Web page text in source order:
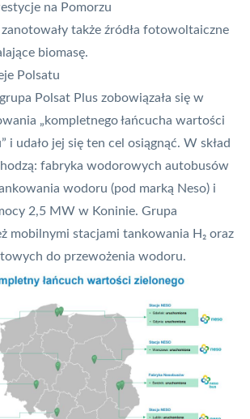
na Pomorzu
także źródła fotowoltaiczne
biomasę.
Polsatu
Polsat Plus zobowiązała się w
„kompletnego łańcucha wartości
i udało jej się ten cel osiągnąć. W skład
fabryka wodorowych autobusów
wodoru (pod marką Neso) i
2,5 MW w Koninie. Grupa
mobilnymi stacjami tankowania H₂ oraz
do przewożenia wodoru.